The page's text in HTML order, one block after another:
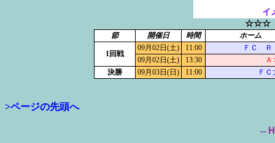
イ
☆☆☆
節 開催日 時間 ホーム
1回戦
09月02日(土) 11:00
ＦＣ Ｒ
09月02日(土)
13:30
Ａ
決勝
09月03日(日) 11:00 Ｆ
>ページの先頭へ
--